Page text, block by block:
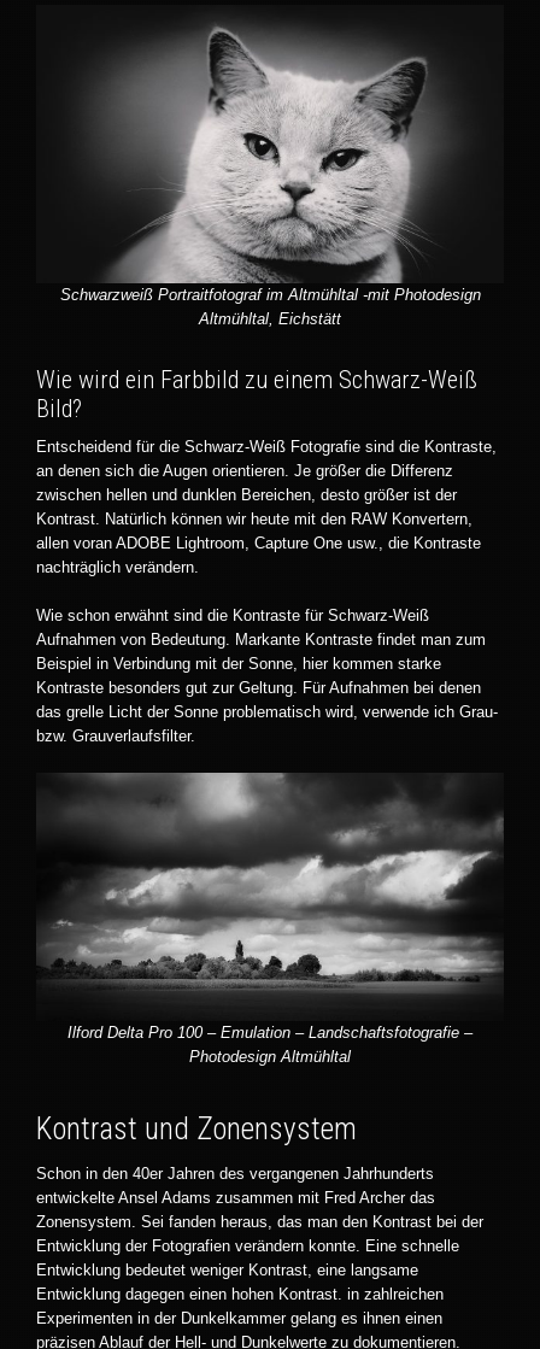
Schwarzweiß Portraitfotograf im Altmühltal -mit Photodesign
Altmühltal, Eichstätt
Wie wird ein Farbbild zu einem Schwarz-Weiß
Bild?
Entscheidend für die Schwarz-Weiß Fotografie sind die Kontraste,
an denen sich die Augen orientieren. Je größer die Differenz
zwischen hellen und dunklen Bereichen, desto größer ist der
Kontrast. Natürlich können wir heute mit den RAW Konvertern,
allen voran ADOBE Lightroom, Capture One usw., die Kontraste
nachträglich verändern.
Wie schon erwähnt sind die Kontraste für Schwarz-Weiß
Aufnahmen von Bedeutung. Markante Kontraste findet man zum
Beispiel in Verbindung mit der Sonne, hier kommen starke
Kontraste besonders gut zur Geltung. Für Aufnahmen bei denen
das grelle Licht der Sonne problematisch wird, verwende ich Grau-
bzw. Grauverlaufsfilter.
Ilford Delta Pro 100 – Emulation – Landschaftsfotografie –
Photodesign Altmühltal
Kontrast und Zonensystem
Schon in den 40er Jahren des vergangenen Jahrhunderts
entwickelte Ansel Adams zusammen mit Fred Archer das
Zonensystem. Sei fanden heraus, das man den Kontrast bei der
Entwicklung der Fotografien verändern konnte. Eine schnelle
Entwicklung bedeutet weniger Kontrast, eine langsame
Entwicklung dagegen einen hohen Kontrast. in zahlreichen
Experimenten in der Dunkelkammer gelang es ihnen einen
präzisen Ablauf der Hell- und Dunkelwerte zu dokumentieren.